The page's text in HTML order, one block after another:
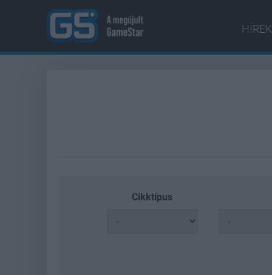
HÍREK
Cikktípus